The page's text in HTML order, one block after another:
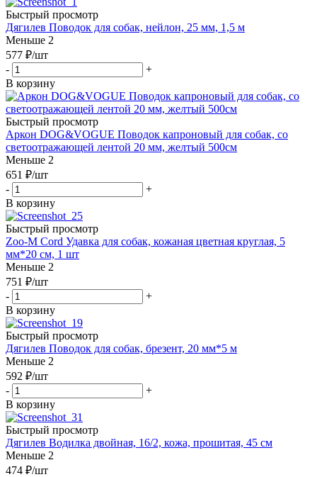
Быстрый просмотр
Дягилев Поводок для собак, нейлон, 25 мм, 1,5 м
Меньше 2
577 ₽/шт
-
+
В корзину
Быстрый просмотр
Аркон DOG&VOGUE Поводок капроновый для собак, со
светоотражающей лентой 20 мм, желтый 500см
Меньше 2
651 ₽/шт
-
+
В корзину
Быстрый просмотр
Zoo-M Cord Удавка для собак, кожаная цветная круглая, 5
мм*20 см, 1 шт
Меньше 2
751 ₽/шт
-
+
В корзину
Быстрый просмотр
Дягилев Поводок для собак, брезент, 20 мм*5 м
Меньше 2
592 ₽/шт
-
+
В корзину
Быстрый просмотр
Дягилев Водилка двойная, 16/2, кожа, прошитая, 45 см
Меньше 2
474 ₽/шт